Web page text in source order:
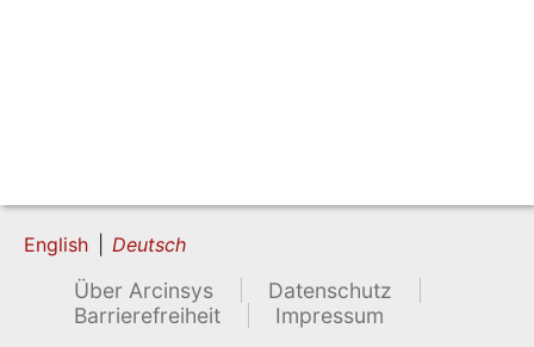
English Deutsch
Über Arcinsys
Datenschutz
Barrierefreiheit
Impressum